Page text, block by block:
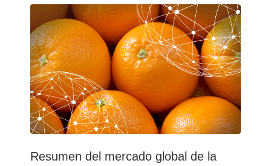
global
limón
Resumen del mercado global de la